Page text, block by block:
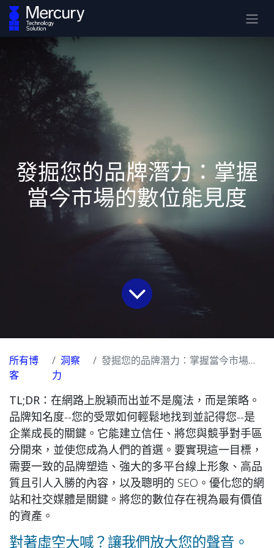
發掘您的品牌潛力：掌握
當今市場的數位能見度
所有博
客
洞察
力
發掘您的品牌潛力：掌握當今市場的數位能見度
TL;DR： 在網路上脫穎而出並不是魔法，而是策略。
品牌知名度--您的受眾如何輕鬆地找到並記得您--是
企業成長的關鍵。它能建立信任、將您與競爭對手區
分開來，並使您成為人們的首選。要實現這一目標，
需要一致的品牌塑造、強大的多平台線上形象、高品
質且引人入勝的內容，以及聰明的 SEO。優化您的網
站和社交媒體是關鍵。將您的數位存在視為最有價值
的資產。
對著虛空大喊？讓我們放大您的聲音。